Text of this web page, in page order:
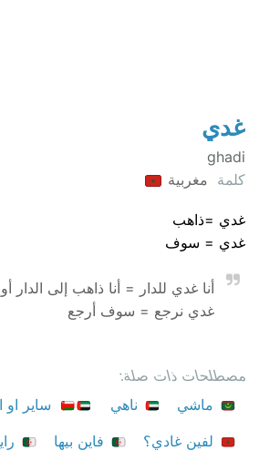
غدي
ghadi
كلمة مغربية
غدي =ذاهب
غدي = سوف
أنا غدي للدار = أنا ذاهب إلى الدار
غدي نرجع = سوف أرجع
مصطلحات ذات صلة:
ماشي
ناهي ساير او
لفين غادي؟
فاين بيها